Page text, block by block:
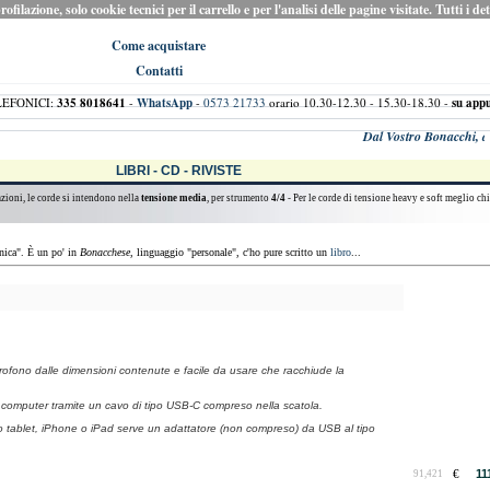
solo cookie tecnici per il carrello e per l'analisi delle pagine visitate. Tutti i
Come acquistare
Contatti
335 8018641-WhatsApp-0573 21733orario 10.30-12.30 - 15.30-18.30 -su
Dal Vostro Bonacchi,
LIBRI - CD - RIVISTE
le corde si intendono nella tensione media, per strumento 4/4 - Per le corde di tensione heavy e soft meglio
È un po' in Bonacchese, linguaggio "personale", c'ho pure scritto un libro...
dalle dimensioni contenute e facile da usare che racchiude la
tramite un cavo di tipo USB-C compreso nella scatola.
tablet, iPhone o iPad serve un adattatore (non compreso) da USB al tipo
91,421 €